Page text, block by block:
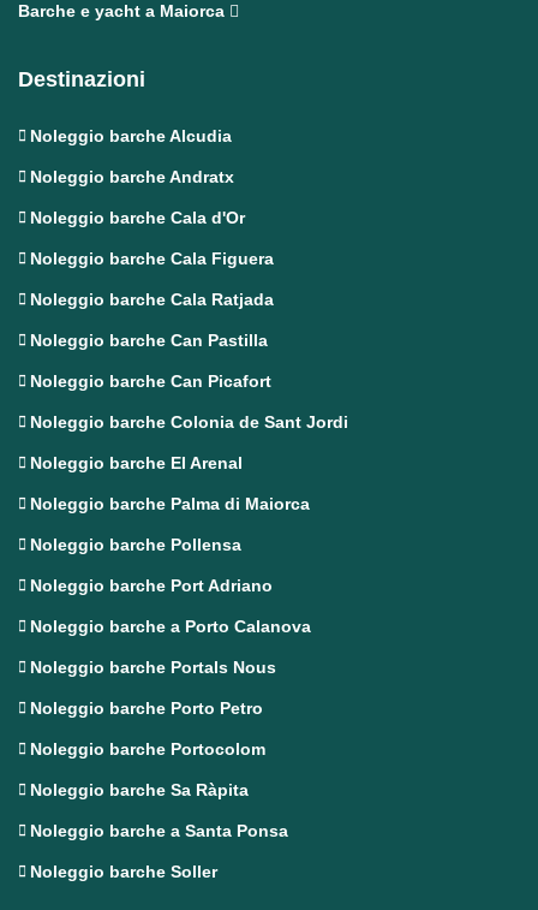
Barche e yacht a Maiorca
Destinazioni
Noleggio barche Alcudia
Noleggio barche Andratx
Noleggio barche Cala d'Or
Noleggio barche Cala Figuera
Noleggio barche Cala Ratjada
Noleggio barche Can Pastilla
Noleggio barche Can Picafort
Noleggio barche Colonia de Sant Jordi
Noleggio barche El Arenal
Noleggio barche Palma di Maiorca
Noleggio barche Pollensa
Noleggio barche Port Adriano
Noleggio barche a Porto Calanova
Noleggio barche Portals Nous
Noleggio barche Porto Petro
Noleggio barche Portocolom
Noleggio barche Sa Ràpita
Noleggio barche a Santa Ponsa
Noleggio barche Soller